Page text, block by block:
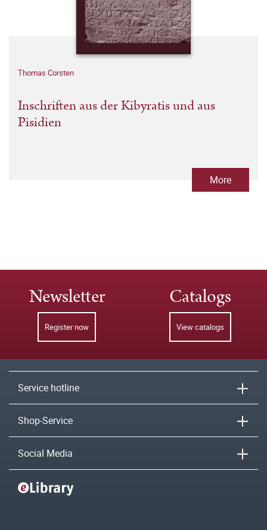
Thomas Corsten
Inschriften aus der Kibyratis und aus
Pisidien
More
Newsletter
Register now
Catalogs
View catalogs
Service hotline
Shop-Service
Social Media